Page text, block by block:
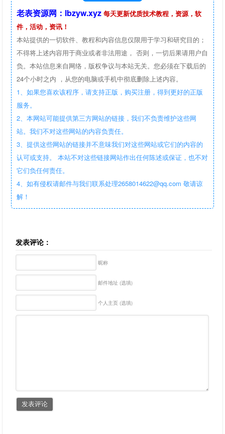
老表资源网：lbzyw.xyz 每天更新优质技术教程，资源，软
件，活动，资讯！
本站提供的一切软件、教程和内容信息仅限用于学习和研究目的；
不得将上述内容用于商业或者非法用途， 否则，一切后果请用户自
负。本站信息来自网络，版权争议与本站无关。您必须在下载后的
24个小时之内 ，从您的电脑或手机中彻底删除上述内容。
1、如果您喜欢该程序，请支持正版，购买注册，得到更好的正版
服务。
2、本网站可能提供第三方网站的链接，我们不负责维护这些网
站。我们不对这些网站的内容负责任。
3、提供这些网站的链接并不意味我们对这些网站或它们的内容的
认可或支持。 本站不对这些链接网站作出任何陈述或保证，也不对
它们负任何责任。
4、如有侵权请邮件与我们联系处理2658014622@qq.com 敬请谅
解！
发表评论：
昵称
邮件地址 (选填)
个人主页 (选填)